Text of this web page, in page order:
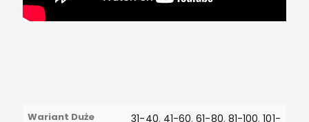
Wariant Duże 31-40, 41-60,61-80, 81-100,101-